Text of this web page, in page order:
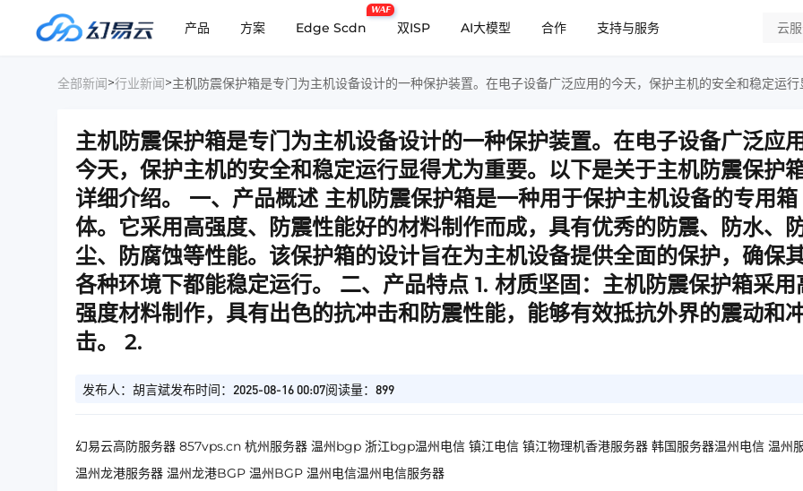
产品 方案 Edge Scdn
WAF
双ISP AI大模型 合作
支持与服务
全部新闻>行业新闻>
主机防震保护箱是专门为主机设备设计的一种保护装置。在电子设备广泛应
今天，保护主机的安全和稳定运行显得尤为重要。以下是关于主机防震保护
详细介绍。 一、产品概述 主机防震保护箱是一种用于保护主机设备的专用箱
体。它采用高强度、防震性能好的材料制作而成，具有优秀的防震、防水、
尘、防腐蚀等性能。该保护箱的设计旨在为主机设备提供全面的保护，确保
各种环境下都能稳定运行。 二、产品特点 1. 材质坚固：主机防震保护箱采用
强度材料制作，具有出色的抗冲击和防震性能，能够有效抵抗外界的震动和
击。 2.
发布人：胡言斌发布时间：2025-08-16 00:07阅读量：899
幻易云高防服务器 857vps.cn 杭州服务器 温州bgp 浙江bgp温州电信 镇江电信 镇江物理机香港服务器 韩国服务器温州电信 温州
温州龙港服务器 温州龙港BGP 温州BGP 温州电信温州电信服务器